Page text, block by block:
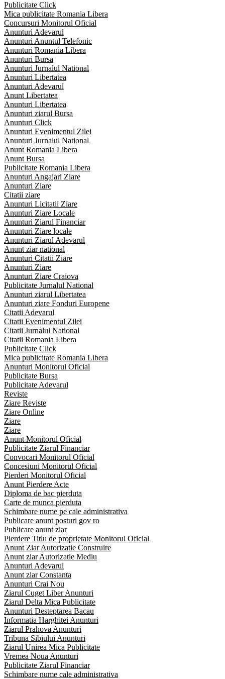
Publicitate Click
Mica publicitate Romania Libera
Concursuri Monitorul Oficial
Anunturi Adevarul
Anunturi Anuntul Telefonic
Anunturi Romania Libera
Anunturi Bursa
Anunturi Jurnalul National
Anunturi Libertatea
Anunturi Adevarul
Anunt Libertatea
Anunturi Libertatea
Anunturi ziarul Bursa
Anunturi Click
Anunturi Evenimentul Zilei
Anunturi Jurnalul National
Anunt Romania Libera
Anunt Bursa
Publicitate Romania Libera
Anunturi Angajari Ziare
Anunturi Ziare
Citatii ziare
Anunturi Licitatii Ziare
Anunturi Ziare Locale
Anunturi Ziarul Financiar
Anunturi Ziare locale
Anunturi Ziarul Adevarul
Anunt ziar national
Anunturi Citatii Ziare
Anunturi Ziare
Anunturi Ziare Craiova
Publicitate Jurnalul National
Anunturi ziarul Libertatea
Anunturi ziare Fonduri Europene
Citatii Adevarul
Citatii Evenimentul Zilei
Citatii Jurnalul National
Citatii Romania Libera
Publicitate Click
Mica publicitate Romania Libera
Anunturi Monitorul Oficial
Publicitate Bursa
Publicitate Adevarul
Reviste
Ziare Reviste
Ziare Online
Ziare
Ziare
Anunt Monitorul Oficial
Publicitate Ziarul Financiar
Convocari Monitorul Oficial
Concesiuni Monitorul Oficial
Pierderi Monitorul Oficial
Anunt Pierdere Acte
Diploma de bac pierduta
Carte de munca pierduta
Schimbare nume pe cale administrativa
Publicare anunt posturi gov ro
Publicare anunt ziar
Pierdere Titlu de proprietate Monitorul Oficial
Anunt Ziar Autorizatie Construire
Anunt ziar Autorizatie Mediu
Anunturi Adevarul
Anunt ziar Constanta
Anunturi Crai Nou
Ziarul Cuget Liber Anunturi
Ziarul Delta Mica Publicitate
Anunturi Desteptarea Bacau
Informatia Harghitei Anunturi
Ziarul Prahova Anunturi
Tribuna Sibiului Anunturi
Ziarul Unirea Mica Publicitate
Vremea Noua Anunturi
Publicitate Ziarul Financiar
Schimbare nume cale administrativa